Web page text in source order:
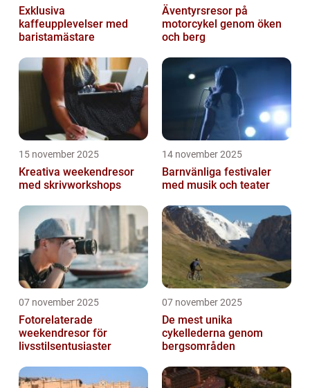
Exklusiva
kaffeupplevelser med
baristamästare
Äventyrsresor på
motorcykel genom öken
och berg
15 november 2025
Kreativa weekendresor
med skrivworkshops
14 november 2025
Barnvänliga festivaler
med musik och teater
07 november 2025
Fotorelaterade
weekendresor för
livsstilsentusiaster
07 november 2025
De mest unika
cykellederna genom
bergsområden